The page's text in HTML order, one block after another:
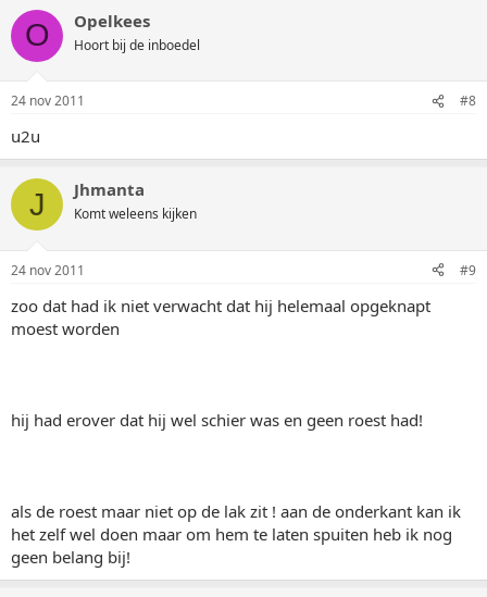
O Opelkees
Hoort bij de inboedel
24 nov 2011 #8
u2u
J Jhmanta
Komt weleens kijken
24 nov 2011 #9
zoo dat had ik niet verwacht dat hij helemaal opgeknapt
moest worden
hij had erover dat hij wel schier was en geen roest had!
als de roest maar niet op de lak zit ! aan de onderkant kan ik
het zelf wel doen maar om hem te laten spuiten heb ik nog
geen belang bij!